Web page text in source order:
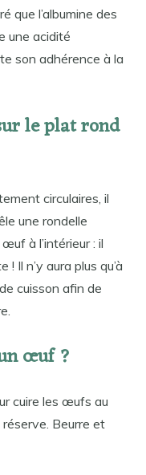
que l’albumine des
une acidité
son adhérence à la
le plat rond
circulaires, il
une rondelle
à l’intérieur : il
Il n’y aura plus qu’à
cuisson afin de
œuf ?
cuire les œufs au
Beurre et